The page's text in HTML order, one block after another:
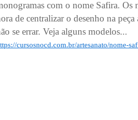
com o nome Safira.
de centralizar o desenho na
se errar. Veja alguns modelos...
cursosnocd.com.br/artesanato/nome-